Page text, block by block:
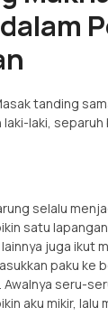
tanding
laki,
selalu
satu
juga ikut
paku ke
seru-
aku mikir, lalu